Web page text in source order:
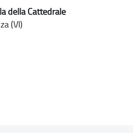
della Cattedrale
(VI)